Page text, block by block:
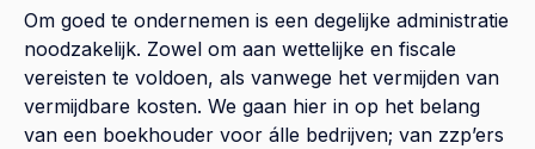
Om goed te ondernemen is een degelijke administratie
noodzakelijk. Zowel om aan wettelijke en fiscale
vereisten te voldoen, als vanwege het vermijden van
vermijdbare kosten. We gaan hier in op het belang
van een boekhouder voor álle bedrijven; van zzp’ers